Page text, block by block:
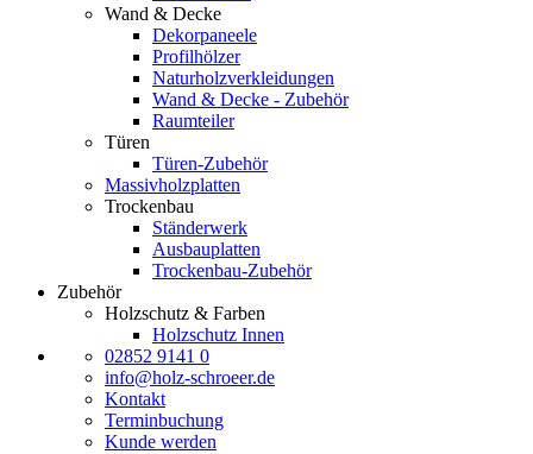
Wand & Decke
Dekorpaneele
Profilhölzer
Naturholzverkleidungen
Wand & Decke - Zubehör
Raumteiler
Türen
Türen-Zubehör
Massivholzplatten
Trockenbau
Ständerwerk
Ausbauplatten
Trockenbau-Zubehör
Zubehör
Holzschutz & Farben
Holzschutz Innen
02852 9141 0
info@holz-schroeer.de
Kontakt
Terminbuchung
Kunde werden